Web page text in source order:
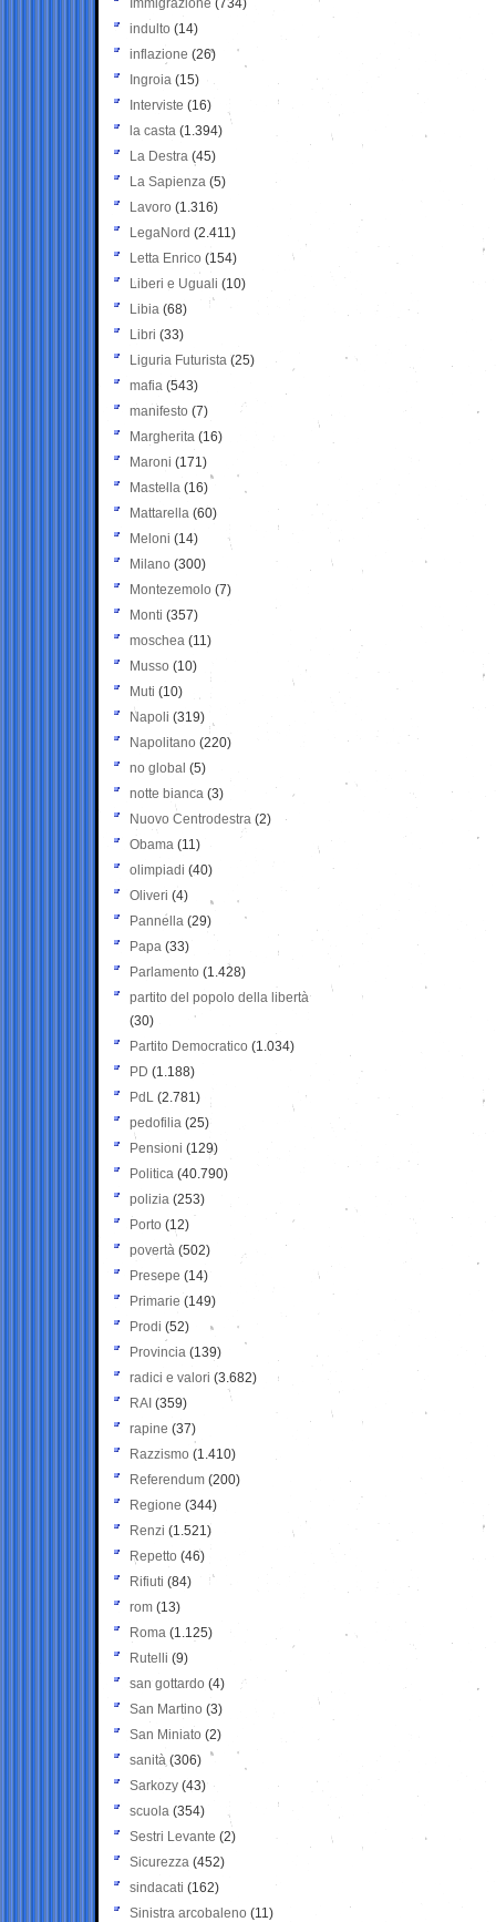
Immigrazione (734)
indulto (14)
inflazione (26)
Ingroia (15)
Interviste (16)
la casta (1.394)
La Destra (45)
La Sapienza (5)
Lavoro (1.316)
LegaNord (2.411)
Letta Enrico (154)
Liberi e Uguali (10)
Libia (68)
Libri (33)
Liguria Futurista (25)
mafia (543)
manifesto (7)
Margherita (16)
Maroni (171)
Mastella (16)
Mattarella (60)
Meloni (14)
Milano (300)
Montezemolo (7)
Monti (357)
moschea (11)
Musso (10)
Muti (10)
Napoli (319)
Napolitano (220)
no global (5)
notte bianca (3)
Nuovo Centrodestra (2)
Obama (11)
olimpiadi (40)
Oliveri (4)
Pannella (29)
Papa (33)
Parlamento (1.428)
partito del popolo della libertà
(30)
Partito Democratico (1.034)
PD (1.188)
PdL (2.781)
pedofilia (25)
Pensioni (129)
Politica (40.790)
polizia (253)
Porto (12)
povertà (502)
Presepe (14)
Primarie (149)
Prodi (52)
Provincia (139)
radici e valori (3.682)
RAI (359)
rapine (37)
Razzismo (1.410)
Referendum (200)
Regione (344)
Renzi (1.521)
Repetto (46)
Rifiuti (84)
rom (13)
Roma (1.125)
Rutelli (9)
san gottardo (4)
San Martino (3)
San Miniato (2)
sanità (306)
Sarkozy (43)
scuola (354)
Sestri Levante (2)
Sicurezza (452)
sindacati (162)
Sinistra arcobaleno (11)